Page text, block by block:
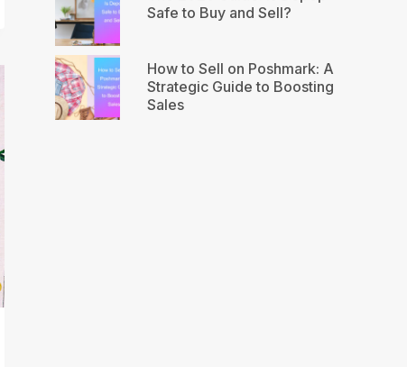
Safe to Buy and Sell?
How to Sell on Poshmark: A
Strategic Guide to Boosting
Sales